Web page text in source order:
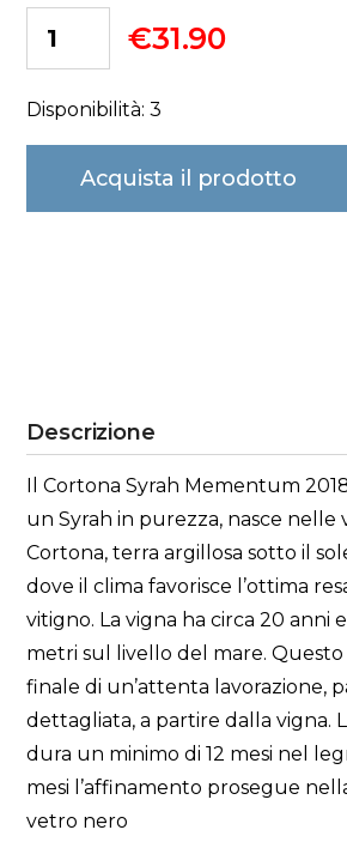
€31.90
Disponibilità: 3
Acquista il prodotto
Descrizione
Il Cortona Syrah Mementum
un Syrah in purezza, nasce nelle
Cortona, terra argillosa sotto il
dove il clima favorisce l’ottima
vitigno. La vigna ha circa 20 anni
metri sul livello del mare.
finale di un’attenta lavorazione,
dettagliata, a partire dalla vigna.
dura un minimo di 12 mesi nel
mesi l’affinamento prosegue
vetro nero